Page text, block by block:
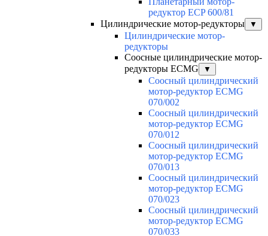
редуктор ECP 600/81
Цилиндрические мотор-редукторы
▼
Цилиндрические мотор-
редукторы
Соосные цилиндрические мотор-
редукторы ECMG
▼
Соосный цилиндрический
мотор-редуктор ECMG
070/002
Соосный цилиндрический
мотор-редуктор ECMG
070/012
Соосный цилиндрический
мотор-редуктор ECMG
070/013
Соосный цилиндрический
мотор-редуктор ECMG
070/023
Соосный цилиндрический
мотор-редуктор ECMG
070/033